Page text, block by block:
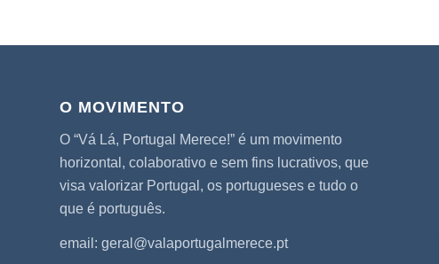
O MOVIMENTO
O “Vá Lá, Portugal Merece!” é um movimento
horizontal, colaborativo e sem fins lucrativos, que
visa valorizar Portugal, os portugueses e tudo o
que é português.
email: geral@valaportugalmerece.pt